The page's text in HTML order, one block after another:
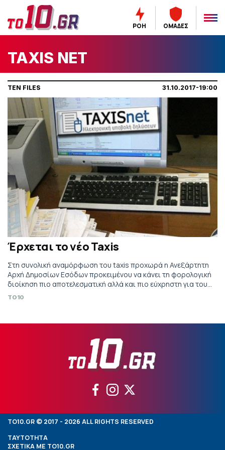
ΡΟΗ ΟΜΑΔΕΣ
TAXIS NET
TEN FILES 31.10.2017-19:00
Έρχεται το νέο Taxis
Στη συνολική αναμόρφωση του taxis προχωρά η Ανεξάρτητη
Αρχή Δημοσίων Εσόδων προκειμένου να κάνει τη φορολογική
διοίκηση πιο αποτελεσματική αλλά και πιο εύχρηστη για τους
φορολογούμενους. Με το έργο που φέρει τον τίτλο
πληροφοριακά συστήματα της Α.Α.Δ.Ε.» που κατακυρώθηκε
TO10
TO10.GR © 2017 - 2026 ALL RIGHTS RESERVED
ΤΑΥΤΟΤΗΤΑ
ΣΧΕΤΙΚΑ ΜΕ TO10.GR